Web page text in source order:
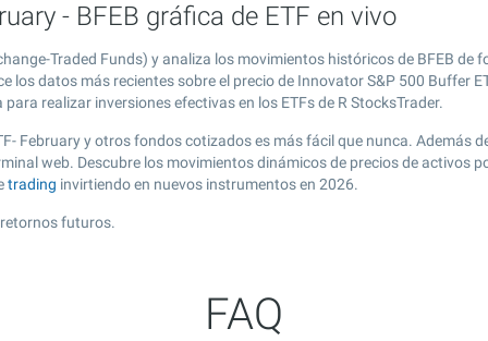
- BFEB gráfica de ETF en vivo
Traded Funds) y analiza los movimientos históricos de BFEB de
datos más recientes sobre el precio de Innovator S&P 500 Buffer
realizar inversiones efectivas en los ETFs de R StocksTrader.
February y otros fondos cotizados es más fácil que nunca. Además
web. Descubre los movimientos dinámicos de precios de activos
trading invirtiendo en nuevos instrumentos en 2026.
retornos futuros.
FAQ